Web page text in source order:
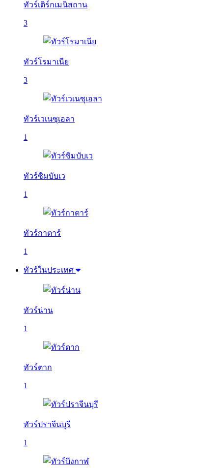
ทัวร์เติร์กเมนิสถาน
3
ทัวร์โรมาเนีย
3
ทัวร์เวเนซุเอลา
1
ทัวร์ซิมบับเว
1
ทัวร์กาตาร์
1
ทัวร์ในประเทศ
ทัวร์น่าน
1
ทัวร์ตาก
1
ทัวร์ปราจีนบุรี
1